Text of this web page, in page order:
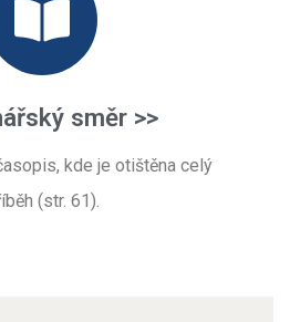
směr >>
kde je otištěna celý
(str. 61).